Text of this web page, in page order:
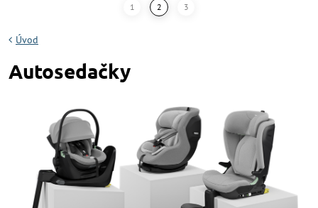
Úvod
Autosedačky